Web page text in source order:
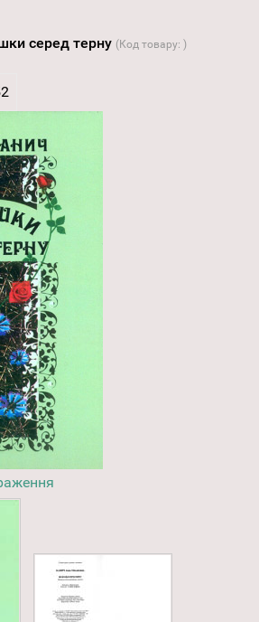
серед терну (Код товару: )